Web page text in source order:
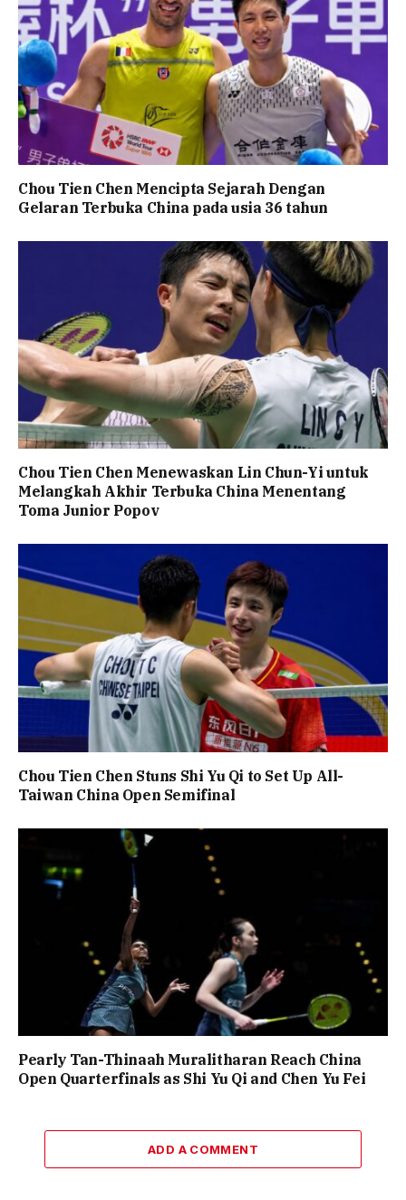
Chou Tien Chen Mencipta Sejarah Dengan
Gelaran Terbuka China pada usia 36 tahun
Chou Tien Chen Menewaskan Lin Chun-Yi untuk
Melangkah Akhir Terbuka China Menentang
Toma Junior Popov
Chou Tien Chen Stuns Shi Yu Qi to Set Up All-
Taiwan China Open Semifinal
Pearly Tan-Thinaah Muralitharan Reach China
Open Quarterfinals as Shi Yu Qi and Chen Yu Fei
ADD A COMMENT